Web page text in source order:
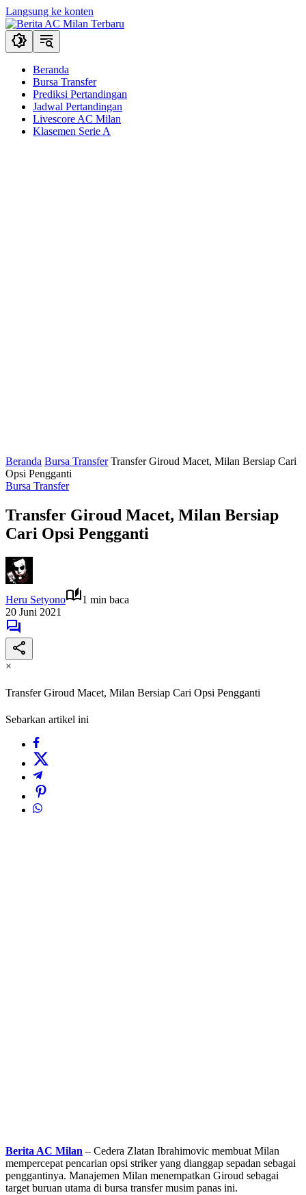
Langsung ke konten
Beranda
Bursa Transfer
Prediksi Pertandingan
Jadwal Pertandingan
Livescore AC Milan
Klasemen Serie A
Beranda Bursa Transfer Transfer Giroud Macet, Milan Bersiap Cari
Opsi Pengganti
Bursa Transfer
Transfer Giroud Macet, Milan Bersiap
Cari Opsi Pengganti
Heru Setyono
1 min baca
20 Juni 2021
×
Transfer Giroud Macet, Milan Bersiap Cari Opsi Pengganti
Sebarkan artikel ini
Berita AC Milan – Cedera Zlatan Ibrahimovic membuat Milan
mempercepat pencarian opsi striker yang dianggap sepadan sebagai
penggantinya. Manajemen Milan menempatkan Giroud sebagai
target buruan utama di bursa transfer musim panas ini.